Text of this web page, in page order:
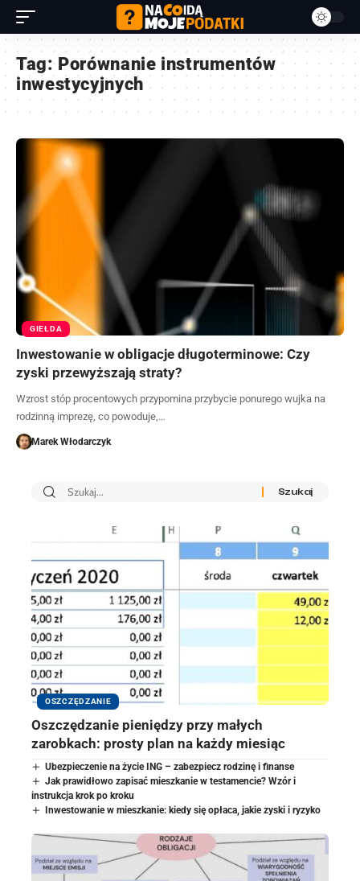
Tag: Porównanie instrumentów
inwestycyjnych
GIEŁDA
Inwestowanie w obligacje długoterminowe: Czy
zyski przewyższają straty?
Wzrost stóp procentowych przypomina przybycie ponurego wujka na
rodzinną imprezę, co powoduje,…
Marek Włodarczyk
OSZCZĘDZANIE
Oszczędzanie pieniędzy przy małych
zarobkach: prosty plan na każdy miesiąc
Ubezpieczenie na życie ING – zabezpiecz rodzinę i finanse
Jak prawidłowo zapisać mieszkanie w testamencie? Wzór i
instrukcja krok po kroku
Inwestowanie w mieszkanie: kiedy się opłaca, jakie zyski i ryzyko